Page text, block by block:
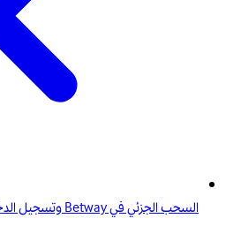
السحب الجزئي في Betway وتسجيل الدخول: تحكم كامل ووصول آمن